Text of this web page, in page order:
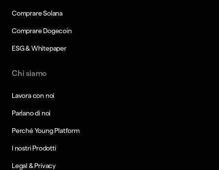
Comprare Solana
Comprare Dogecoin
ESG & Whitepaper
Chi siamo
Lavora con noi
Parlano di noi
Perché Young Platform
I nostri Prodotti
Legal & Privacy